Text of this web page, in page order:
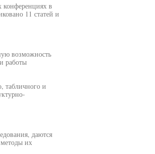
конференциях в
11 статей и
возможность
работы
табличного и
даются
их